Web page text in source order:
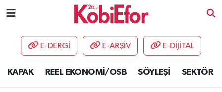
E-DERGİ E-ARŞİV E-DİJİTAL
KAPAK REEL EKONOMİ/OSB SÖYLEŞİ SEKTÖR
AKADEMİ
DESTEK-TEŞVİK